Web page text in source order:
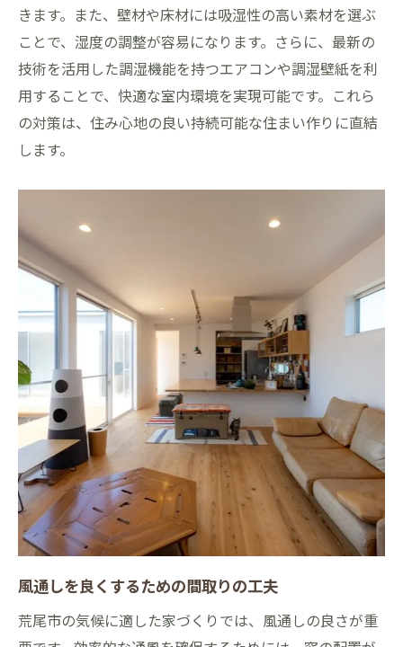
きます。また、壁材や床材には吸湿性の高い素材を選ぶ
ことで、湿度の調整が容易になります。さらに、最新の
技術を活用した調湿機能を持つエアコンや調湿壁紙を利
用することで、快適な室内環境を実現可能です。これら
の対策は、住み心地の良い持続可能な住まい作りに直結
します。
風通しを良くするための間取りの工夫
荒尾市の気候に適した家づくりでは、風通しの良さが重